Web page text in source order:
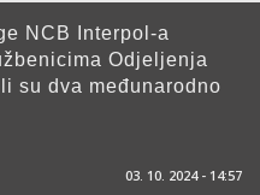
NCB Interpol-a
Odjeljenja
su dva međunarodno
03. 10. 2024 - 14:57